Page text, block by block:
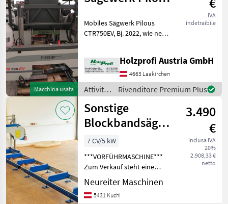
del
Sonstige
Macchina usata
gebraucht
IVA
indetraibile
Mobiles Sägwerk Pilous
CTR750EV, Bj. 2022, wie neu,
vorbehalten, Irrtümer,
Druck- und Satzfehler
vorbehalten Attività forest
Holzprofi Austria GmbH
4663 Laakirchen
Attività
forestali
e
lavorazione
del
legno /
Rivenditore Premium Plus
Sonstige
Blockbandsäge
Bandsägewerk
BS-550E
3.490
€
inclusa IVA
20%
2.908,33 €
netto
7 CV/5 kW
***VORFÜHRMASCHINE***
Zum Verkauf steht eine
neuwertige Blockbandsäge
mit einer Schnittlänge von
3.700 mm. Die
Neureiter Maschinen
5431 Kuchl